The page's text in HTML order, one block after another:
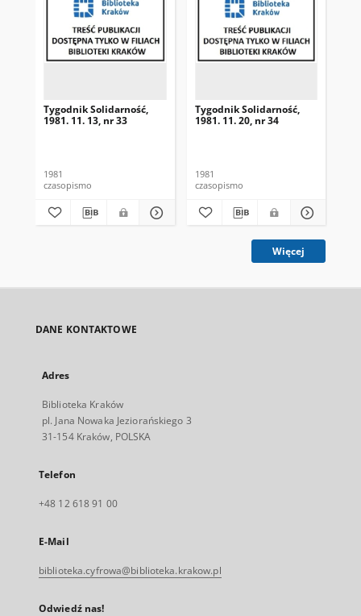
Tygodnik Solidarność,
1981. 11. 13, nr 33
1981
czasopismo
Tygodnik Solidarność,
1981. 11. 20, nr 34
1981
czasopismo
Więcej
DANE KONTAKTOWE
Adres
Biblioteka Kraków
pl. Jana Nowaka Jeziorańskiego 3
31-154 Kraków, POLSKA
Telefon
+48 12 618 91 00
E-Mail
biblioteka.cyfrowa@biblioteka.krakow.pl
Odwiedź nas!